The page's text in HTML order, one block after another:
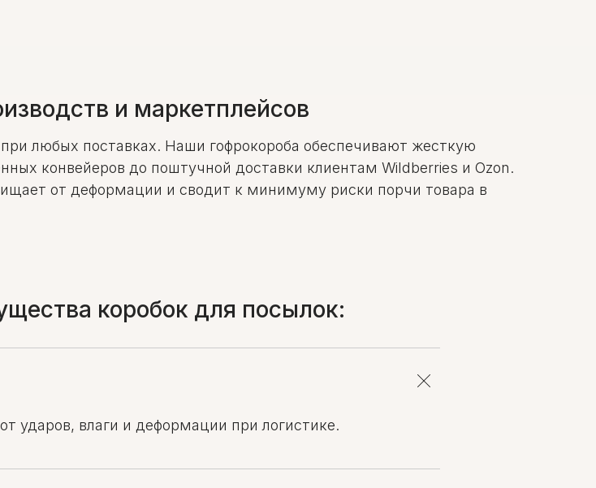
и маркетплейсов
любых поставках. Наши гофрокороба обеспечивают жесткую
конвейеров до поштучной доставки клиентам Wildberries и Ozon.
от деформации и сводит к минимуму риски порчи товара в
коробок для посылок:
ударов, влаги и деформации при логистике.